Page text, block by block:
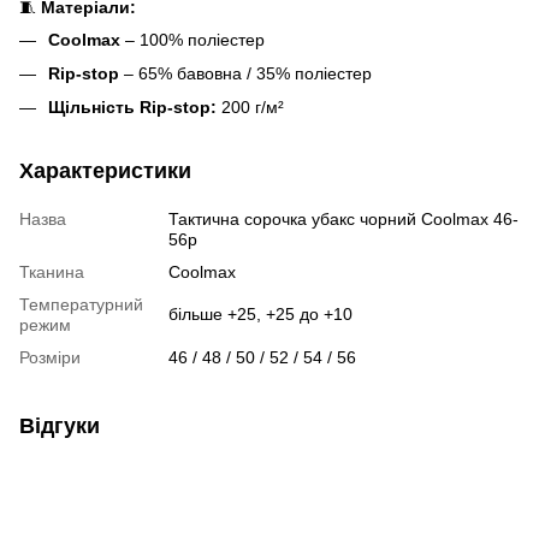
🧵 Матеріали:
Coolmax – 100% поліестер
Rip-stop – 65% бавовна / 35% поліестер
Щільність Rip-stop: 200 г/м²
Характеристики
Назва
Тактична сорочка убакс чорний Coolmax 46-
56р
Тканина
Coolmax
Температурний
режим
більше +25, +25 до +10
Розміри 46 / 48 / 50 / 52 / 54 / 56
Відгуки